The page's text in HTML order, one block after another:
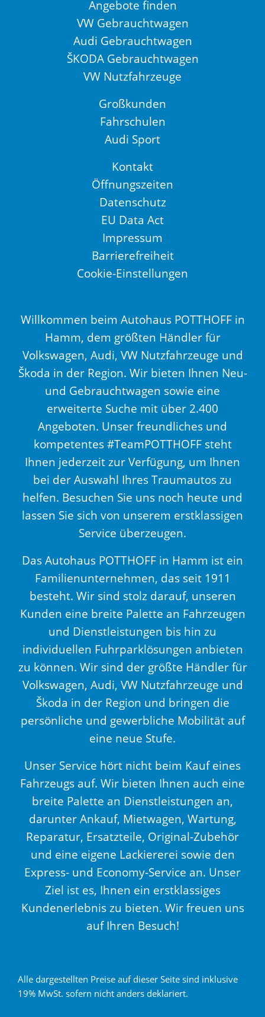
Angebote finden
VW Gebrauchtwagen
Audi Gebrauchtwagen
ŠKODA Gebrauchtwagen
VW Nutzfahrzeuge
Großkunden
Fahrschulen
Audi Sport
Kontakt
Öffnungszeiten
Datenschutz
EU Data Act
Impressum
Barrierefreiheit
Cookie-Einstellungen
Willkommen beim Autohaus POTTHOFF in
Hamm, dem größten Händler für
Volkswagen, Audi, VW Nutzfahrzeuge und
Škoda in der Region. Wir bieten Ihnen Neu-
und Gebrauchtwagen sowie eine
erweiterte Suche mit über 2.400
Angeboten. Unser freundliches und
kompetentes #TeamPOTTHOFF steht
Ihnen jederzeit zur Verfügung, um Ihnen
bei der Auswahl Ihres Traumautos zu
helfen. Besuchen Sie uns noch heute und
lassen Sie sich von unserem erstklassigen
Service überzeugen.
Das Autohaus POTTHOFF in Hamm ist ein
Familienunternehmen, das seit 1911
besteht. Wir sind stolz darauf, unseren
Kunden eine breite Palette an Fahrzeugen
und Dienstleistungen bis hin zu
individuellen Fuhrparklösungen anbieten
zu können. Wir sind der größte Händler für
Volkswagen, Audi, VW Nutzfahrzeuge und
Škoda in der Region und bringen die
persönliche und gewerbliche Mobilität auf
eine neue Stufe.
Unser Service hört nicht beim Kauf eines
Fahrzeugs auf. Wir bieten Ihnen auch eine
breite Palette an Dienstleistungen an,
darunter Ankauf, Mietwagen, Wartung,
Reparatur, Ersatzteile, Original-Zubehör
und eine eigene Lackiererei sowie den
Express- und Economy-Service an. Unser
Ziel ist es, Ihnen ein erstklassiges
Kundenerlebnis zu bieten. Wir freuen uns
auf Ihren Besuch!
Alle dargestellten Preise auf dieser Seite sind inklusive
19% MwSt. sofern nicht anders deklariert.